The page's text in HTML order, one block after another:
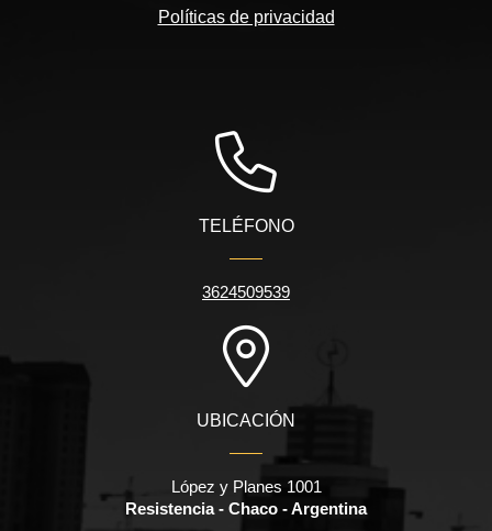
Políticas de privacidad
TELÉFONO
3624509539
UBICACIÓN
López y Planes 1001
Resistencia - Chaco - Argentina